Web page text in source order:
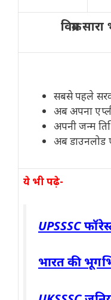
विक्रम
सबसे पहले
अब अपना
अपनी जन्म
अब डाउनलोड
ये भी पढ़े-
UPSSSC
भारत की